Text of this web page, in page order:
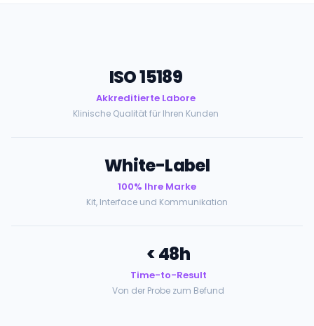
ISO 15189
Akkreditierte Labore
Klinische Qualität für Ihren Kunden
White-Label
100% Ihre Marke
Kit, Interface und Kommunikation
< 48h
Time-to-Result
Von der Probe zum Befund